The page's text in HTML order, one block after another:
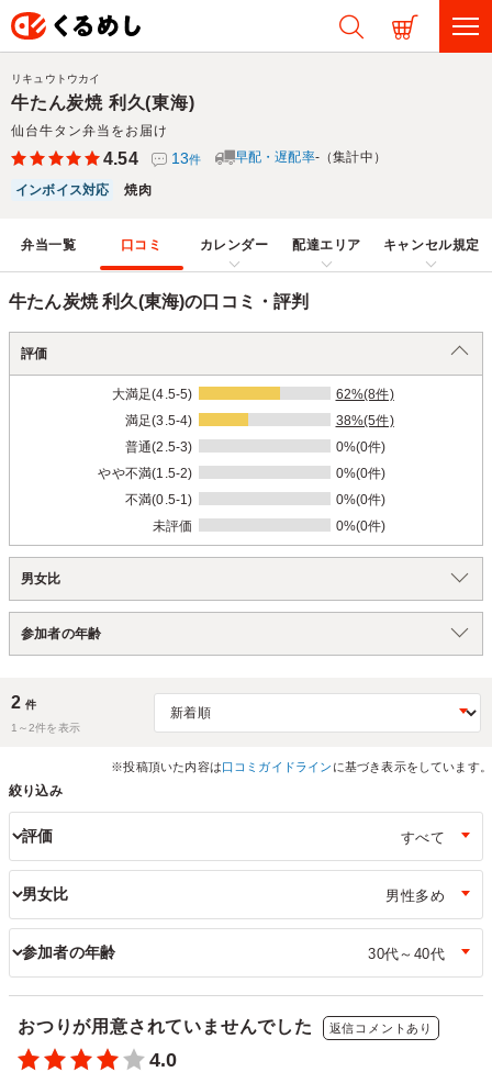
牛たん炭焼 利久(東海)
仙台牛タン弁当をお届け
リキュウトウカイ
4.54 13件 早配・遅配率-（集計中）
インボイス対応 焼肉
弁当一覧 口コミ カレンダー 配達エリア キャンセル規定
牛たん炭焼 利久(東海)の口コミ・評判
評価
大満足(4.5-5)
62%(8件)
満足(3.5-4)
38%(5件)
普通(2.5-3)
0%(0件)
やや不満(1.5-2)
0%(0件)
不満(0.5-1)
0%(0件)
未評価
0%(0件)
男女比
参加者の年齢
2 件
1～2件を表示
※投稿頂いた内容は口コミガイドライン に基づき表示をしています。
絞り込み
評価
男女比
参加者の年齢
おつりが用意されていませんでした 返信コメントあり
4.0